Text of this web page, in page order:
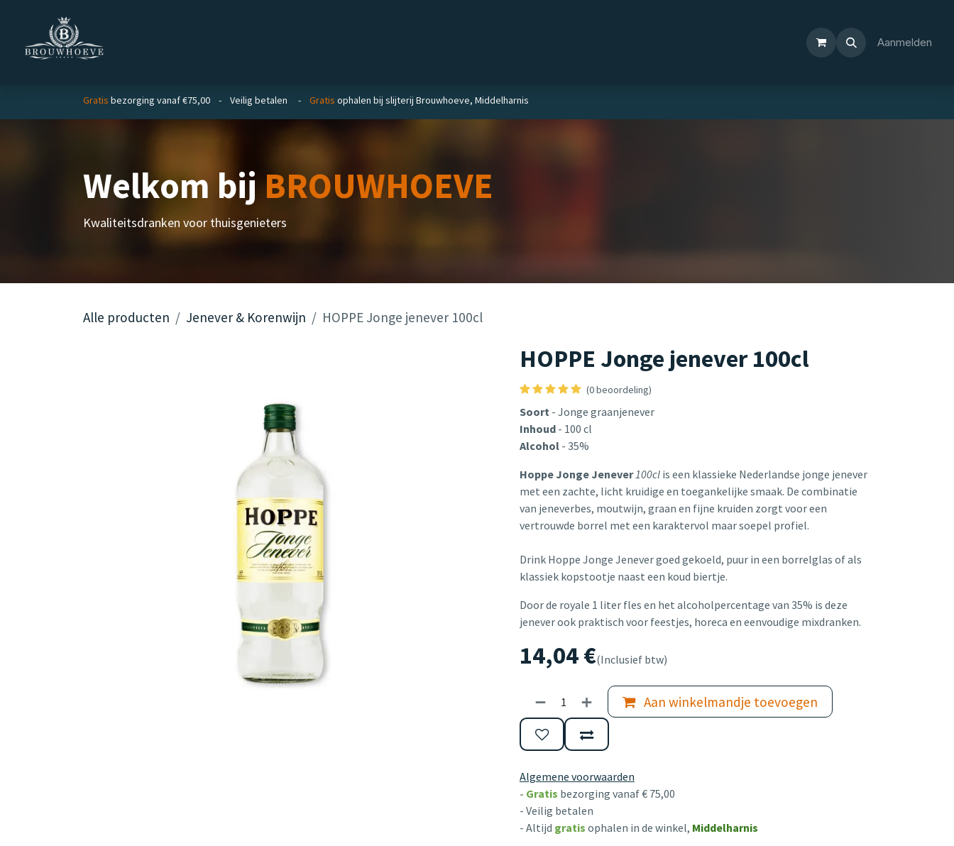
Aanmelden
Gratis bezorging vanaf €75,00 - Veilig betalen - Gratis ophalen bij slijterij Brouwhoeve, Middelharnis
Welkom bijBROUWHOEVE
Kwaliteitsdranken voor thuisgenieters
Alle producten Jenever & Korenwijn HOPPE Jonge jenever 100cl
HOPPE Jonge jenever 100cl
(0 beoordeling)
Soort - Jonge graanjenever
Inhoud - 100 cl
Alcohol - 35%
Hoppe Jonge Jenever100cl is een klassieke Nederlandse jonge jenever
met een zachte, licht kruidige en toegankelijke smaak. De combinatie
van jeneverbes, moutwijn, graan en fijne kruiden zorgt voor een
vertrouwde borrel met een karaktervol maar soepel profiel.
Drink Hoppe Jonge Jenever goed gekoeld, puur in een borrelglas of als
klassiek kopstootje naast een koud biertje.
Door de royale 1 liter fles en het alcoholpercentage van 35% is deze
jenever ook praktisch voor feestjes, horeca en eenvoudige mixdranken.
14,04€(Inclusief btw)
Aan winkelmandje toevoegen
Algemene voorwaarden
- Gratis bezorging vanaf € 75,00
- Veilig betalen
- Altijd gratis ophalen in de winkel, Middelharnis